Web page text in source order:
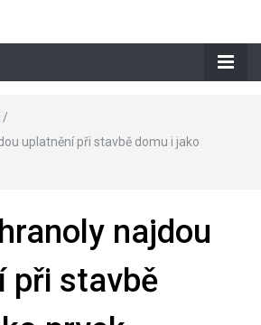
/
uplatnění při stavbě domu i jako
najdou
při stavbě